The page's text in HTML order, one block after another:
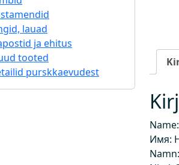
lauad
ja ehitus
tooted
purskkaevudest
Имя: